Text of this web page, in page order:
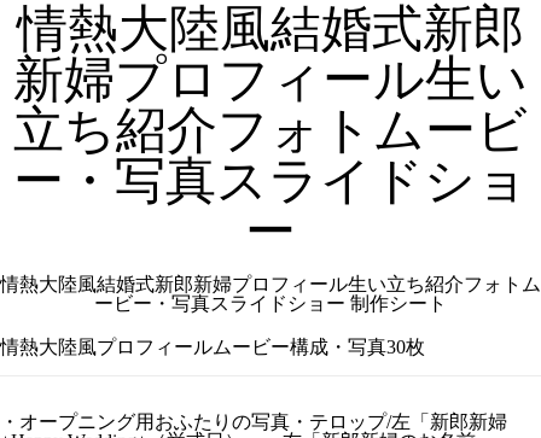
情熱大陸風結婚式新郎
新婦プロフィール生い
立ち紹介フォトムービ
ー・写真スライドショ
ー
情熱大陸風結婚式新郎新婦プロフィール生い立ち紹介フォトム
ービー・写真スライドショー 制作シート
情熱大陸風プロフィールムービー構成・写真30枚
・オープニング用おふたりの写真・テロップ/左「新郎新婦